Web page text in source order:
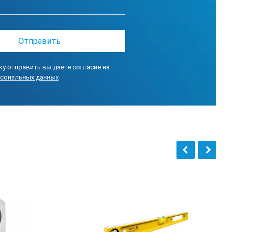
отправить вы даете согласие на
данных